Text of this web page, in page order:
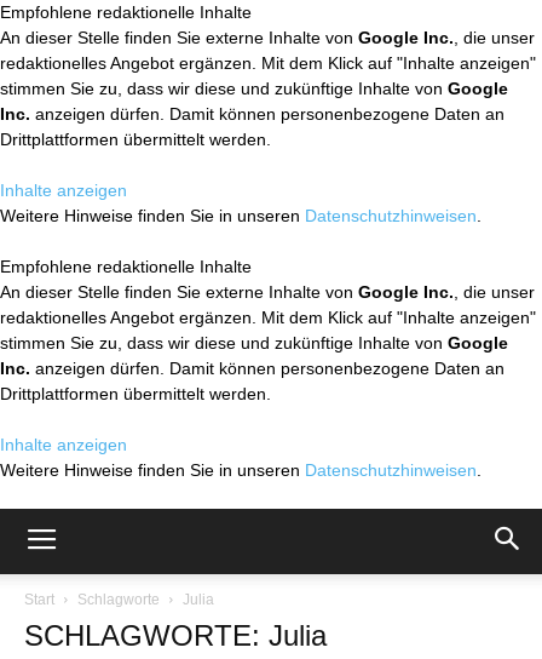
Empfohlene redaktionelle Inhalte
An dieser Stelle finden Sie externe Inhalte von Google Inc. , die unser
redaktionelles Angebot ergänzen. Mit dem Klick auf "Inhalte anzeigen"
stimmen Sie zu, dass wir diese und zukünftige Inhalte von Google
Inc. anzeigen dürfen. Damit können personenbezogene Daten an
Drittplattformen übermittelt werden.
Inhalte anzeigen
Weitere Hinweise finden Sie in unseren Datenschutzhinweisen
Empfohlene redaktionelle Inhalte
An dieser Stelle finden Sie externe Inhalte von Google Inc. , die unser
redaktionelles Angebot ergänzen. Mit dem Klick auf "Inhalte anzeigen"
stimmen Sie zu, dass wir diese und zukünftige Inhalte von Google
Inc. anzeigen dürfen. Damit können personenbezogene Daten an
Drittplattformen übermittelt werden.
Inhalte anzeigen
Weitere Hinweise finden Sie in unseren Datenschutzhinweisen
Start Schlagworte Julia
SCHLAGWORTE: Julia